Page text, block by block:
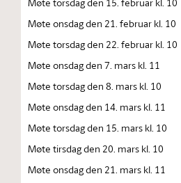
Møte onsdag den 21. februar kl. 10
Møte torsdag den 22. februar kl. 10
Møte onsdag den 7. mars kl. 11
Møte torsdag den 8. mars kl. 10
Møte onsdag den 14. mars kl. 11
Møte torsdag den 15. mars kl. 10
Møte tirsdag den 20. mars kl. 10
Møte onsdag den 21. mars kl. 11